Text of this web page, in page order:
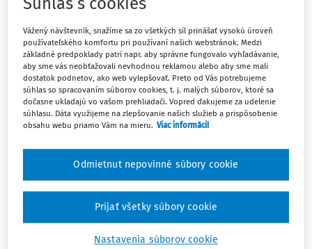
Ups, zatiaľ ste si prečítali len
začiatok...
Celý odborný obsah z tejto oblasti je
dostupný predplatiteľom portálu.
obsahu a získajte prístup na 10 dní
zdarma, stačí sa len zaregistrovať.
Vďaka registrácii získate prístup aj k
vybranému obsahu:
Súhlas s cookies
Vážený návštevník, snažíme sa zo všetkých síl prinášať vysokú úroveň
používateľského komfortu pri používaní našich webstránok. Medzi
základné predpoklady patrí napr. aby správne fungovalo vyhľadávanie,
aby sme vás neobťažovali nevhodnou reklamou alebo aby sme mali
dostatok podnetov, ako web vylepšovať. Preto od Vás potrebujeme
súhlas so spracovaním súborov cookies, t. j. malých súborov, ktoré sa
dočasne ukladajú vo vašom prehliadači. Vopred ďakujeme za udelenie
súhlasu. Dáta využijeme na zlepšovanie našich služieb a prispôsobenie
obsahu webu priamo Vám na mieru. Viac informácií
Nastavenia súborov cookie
Odmietnut nepovinné súbory cookie
Prijať všetky súbory cookie